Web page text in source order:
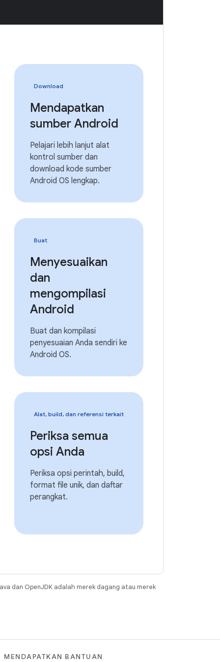
Download
Mendapatkan
sumber Android
Pelajari lebih lanjut alat
kontrol sumber dan
download kode sumber
Android OS lengkap.
Buat
Menyesuaikan
dan
mengompilasi
Android
Buat dan kompilasi
penyesuaian Anda sendiri ke
Android OS.
Alat, build, dan referensi terkait
Periksa semua
opsi Anda
Periksa opsi perintah, build,
format file unik, dan daftar
perangkat.
dan OpenJDK adalah merek dagang atau merek
MENDAPATKAN BANTUAN